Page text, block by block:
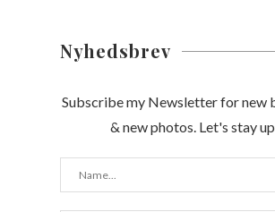
Nyhedsbrev
Subscribe my Newsletter for new
& new photos. Let's stay